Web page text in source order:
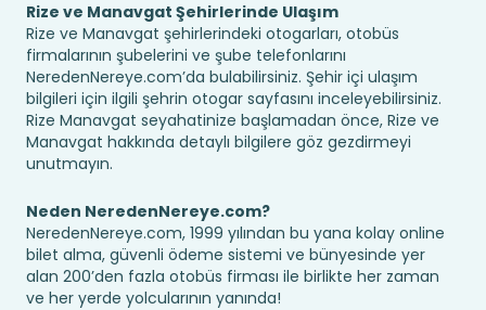
Rize ve Manavgat Şehirlerinde Ulaşım
Rize ve Manavgat şehirlerindeki otogarları, otobüs
firmalarının şubelerini ve şube telefonlarını
NeredenNereye.com’da bulabilirsiniz. Şehir içi ulaşım
bilgileri için ilgili şehrin otogar sayfasını inceleyebilirsiniz.
Rize Manavgat seyahatinize başlamadan önce, Rize ve
Manavgat hakkında detaylı bilgilere göz gezdirmeyi
unutmayın.
Neden NeredenNereye.com?
NeredenNereye.com, 1999 yılından bu yana kolay online
bilet alma, güvenli ödeme sistemi ve bünyesinde yer
alan 200’den fazla otobüs firması ile birlikte her zaman
ve her yerde yolcularının yanında!